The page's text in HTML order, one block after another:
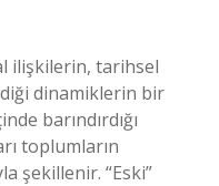
ilişkilerin, tarihsel
dinamiklerin bir
barındırdığı
toplumların
şekillenir. “Eski”